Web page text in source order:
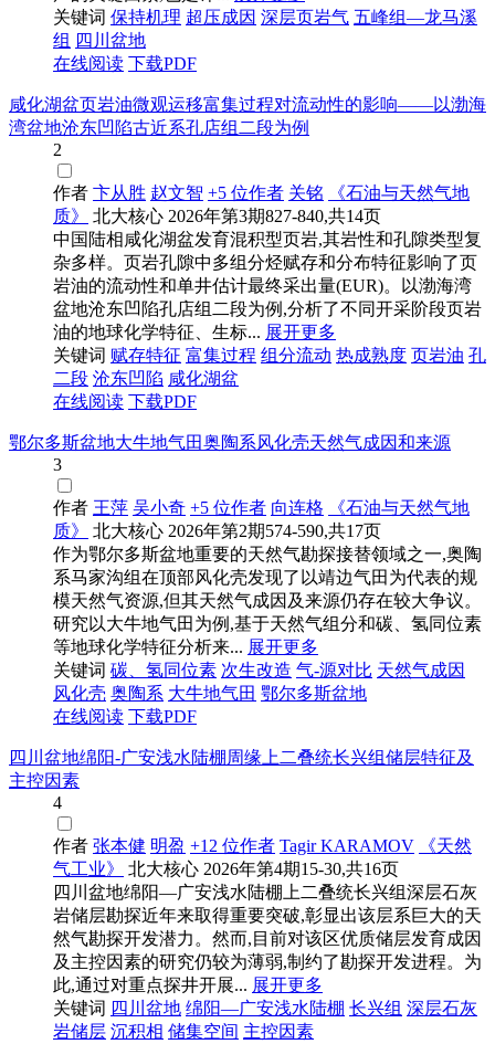
关键词 保持机理 超压成因 深层页岩气 五峰组—龙马溪
组 四川盆地
在线阅读 下载PDF
咸化湖盆页岩油微观运移富集过程对流动性的影响——以渤海
湾盆地沧东凹陷古近系孔店组二段为例
2
作者 卞从胜 赵文智 +5 位作者 关铭
《石油与天然气地
质》
北大核心 2026年第3期827-840,共14页
中国陆相咸化湖盆发育混积型页岩,其岩性和孔隙类型复
杂多样。页岩孔隙中多组分烃赋存和分布特征影响了页
岩油的流动性和单井估计最终采出量(EUR)。以渤海湾
盆地沧东凹陷孔店组二段为例,分析了不同开采阶段页岩
油的地球化学特征、生标... 展开更多
关键词 赋存特征 富集过程 组分流动 热成熟度 页岩油 孔
二段 沧东凹陷 咸化湖盆
在线阅读 下载PDF
鄂尔多斯盆地大牛地气田奥陶系风化壳天然气成因和来源
3
作者 王萍 吴小奇 +5 位作者 向连格
《石油与天然气地
质》
北大核心 2026年第2期574-590,共17页
作为鄂尔多斯盆地重要的天然气勘探接替领域之一,奥陶
系马家沟组在顶部风化壳发现了以靖边气田为代表的规
模天然气资源,但其天然气成因及来源仍存在较大争议。
研究以大牛地气田为例,基于天然气组分和碳、氢同位素
等地球化学特征分析来... 展开更多
关键词 碳、氢同位素 次生改造 气-源对比 天然气成因
风化壳 奥陶系 大牛地气田 鄂尔多斯盆地
在线阅读 下载PDF
四川盆地绵阳-广安浅水陆棚周缘上二叠统长兴组储层特征及
主控因素
4
作者 张本健 明盈 +12 位作者 Tagir KARAMOV
《天然
气工业》
北大核心 2026年第4期15-30,共16页
四川盆地绵阳—广安浅水陆棚上二叠统长兴组深层石灰
岩储层勘探近年来取得重要突破,彰显出该层系巨大的天
然气勘探开发潜力。然而,目前对该区优质储层发育成因
及主控因素的研究仍较为薄弱,制约了勘探开发进程。为
此,通过对重点探井开展... 展开更多
关键词 四川盆地 绵阳—广安浅水陆棚 长兴组 深层石灰
岩储层 沉积相 储集空间 主控因素